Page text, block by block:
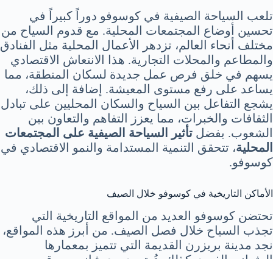
تلعب السياحة الصيفية في كوسوفو دوراً كبيراً في
تحسين أوضاع المجتمعات المحلية. مع قدوم السياح من
مختلف أنحاء العالم، تزدهر الأعمال المحلية مثل الفنادق
والمطاعم والمحلات التجارية. هذا الانتعاش الاقتصادي
يسهم في خلق فرص عمل جديدة لسكان المنطقة، مما
يساعد على رفع مستوى المعيشة. إضافة إلى ذلك،
يشجع التفاعل بين السياح والسكان المحليين على تبادل
الثقافات والخبرات، مما يعزز التفاهم والتعاون بين
الشعوب. بفضل تأثير السياحة الصيفية على المجتمعات
المحلية، تتحقق التنمية المستدامة والنمو الاقتصادي في
كوسوفو.
الأماكن التاريخية في كوسوفو خلال الصيف
تحتضن كوسوفو العديد من المواقع التاريخية التي
تجذب السياح خلال فصل الصيف. من أبرز هذه المواقع،
نجد مدينة بريزرن القديمة التي تتميز بمعمارها